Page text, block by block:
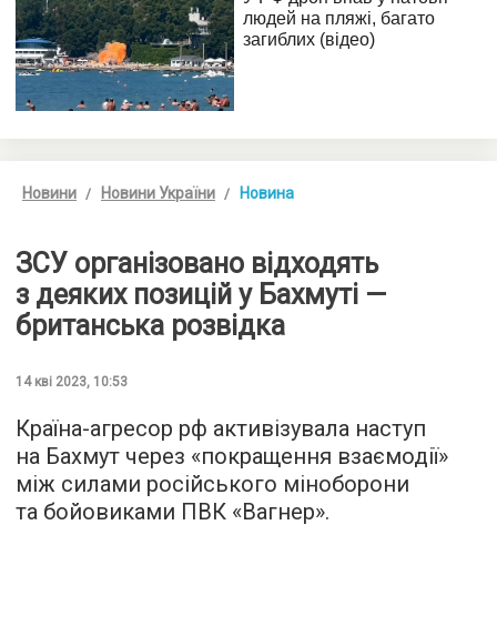
Новини Новини України Новина
ЗСУ організовано відходять
з деяких позицій у Бахмуті —
британська розвідка
14 кві 2023, 10:53
Країна-агресор рф активізувала наступ
на Бахмут через «покращення взаємодії»
між силами російського міноборони
та бойовиками ПВК «Вагнер».